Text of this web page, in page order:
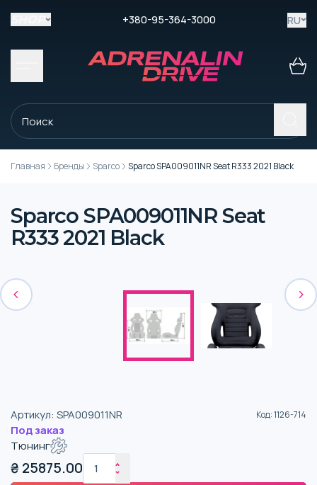
+380-95-364-3000 RU
Главная Бренды Sparco Sparco SPA009011NR Seat R333 2021 Black
Sparco SPA009011NR Seat
R333 2021 Black
Артикул: SPA009011NR Код:1126-714
Под заказ
Тюнинг
₴ 25875.00